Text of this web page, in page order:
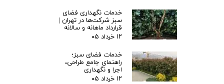
خدمات نگهداری فضای
سبز شرکت‌ها در تهران |
قرارداد ماهانه و سالانه
۱۲ خرداد ۰۵
خدمات فضای سبز؛
راهنمای جامع طراحی،
اجرا و نگهداری
۱۲ خرداد ۰۵